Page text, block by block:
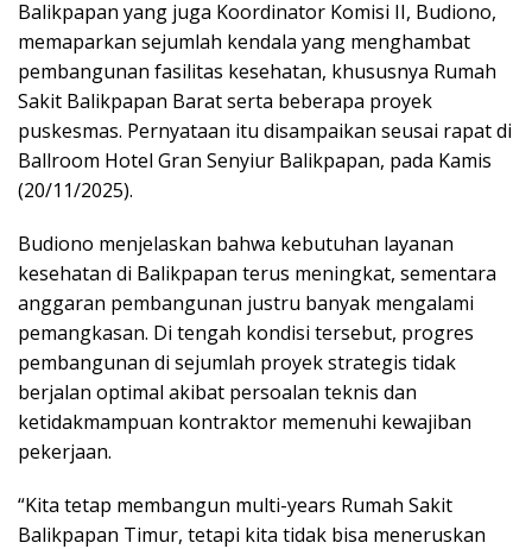
Balikpapan yang juga Koordinator Komisi II, Budiono,
memaparkan sejumlah kendala yang menghambat
pembangunan fasilitas kesehatan, khususnya Rumah
Sakit Balikpapan Barat serta beberapa proyek
puskesmas. Pernyataan itu disampaikan seusai rapat di
Ballroom Hotel Gran Senyiur Balikpapan, pada Kamis
(20/11/2025).
Budiono menjelaskan bahwa kebutuhan layanan
kesehatan di Balikpapan terus meningkat, sementara
anggaran pembangunan justru banyak mengalami
pemangkasan. Di tengah kondisi tersebut, progres
pembangunan di sejumlah proyek strategis tidak
berjalan optimal akibat persoalan teknis dan
ketidakmampuan kontraktor memenuhi kewajiban
pekerjaan.
“Kita tetap membangun multi-years Rumah Sakit
Balikpapan Timur, tetapi kita tidak bisa meneruskan